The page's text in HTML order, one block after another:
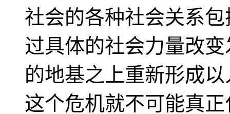
社会的各种社会关系
过具体的社会力量改
的地基之上重新形成
这个危机就不可能真